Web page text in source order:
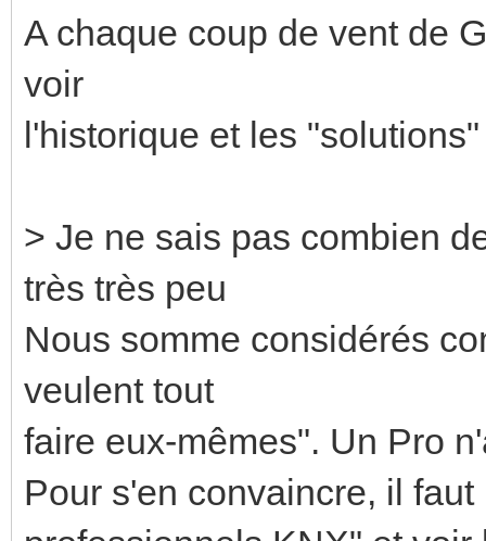
A chaque coup de vent de
voir
l'historique et les
> Je ne sais pas combien
très très peu
Nous somme considérés
veulent tout
faire eux-mêmes". Un Pro
Pour s'en convaincre, il